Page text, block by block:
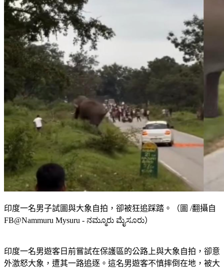
印度一名男子試圖與大象自拍，卻被狂追踩踏。（圖 /翻攝自
印度一名男遊客日前嘗試在保護區的公路上與大象自拍，卻意